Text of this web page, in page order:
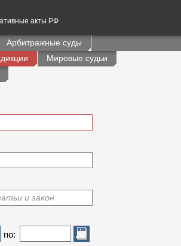
акты РФ
Арбитражные суды
Мировые судьи
и закон
по: